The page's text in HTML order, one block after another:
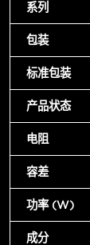
系列
包装
标准包装
产品状态
电阻
容差
功率 (W)
成分